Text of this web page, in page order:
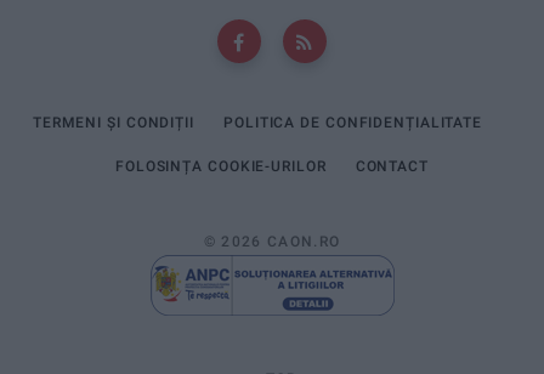
TERMENI ȘI CONDIȚII POLITICA DE CONFIDENȚIALITATE
FOLOSINȚA COOKIE-URILOR CONTACT
© 2026 CAON.RO